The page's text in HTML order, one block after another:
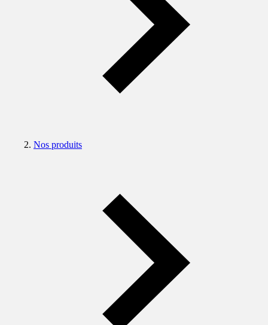
Nos produits